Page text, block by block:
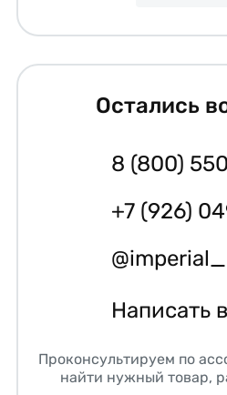
Остались
8 (800)
+7 (926)
Написать
Проконсультируем по
найти нужный товар,